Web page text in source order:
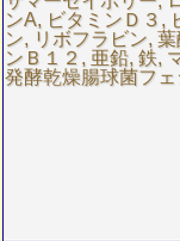
ンA, ビタミンＤ３,
ン, リボフラビン,
ンＢ１２, 亜鉛, 鉄,
発酵乾燥腸球菌フ